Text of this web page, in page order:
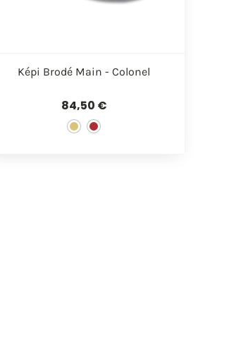
Aperçu rapide
Képi Brodé Main - Colonel
84,50 €